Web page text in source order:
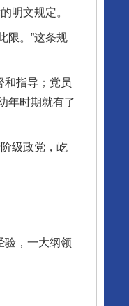
明文规定。
限。”这条规
指导；党员
年时期就有了
级政党，屹
，一大纲领